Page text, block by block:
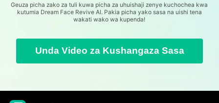
Geuza picha zako za tuli kuwa picha za uhuishaji zenye kuchochea kwa
kutumia Dream Face Revive AI. Pakia picha yako sasa na uishi tena
wakati wako wa kupenda!
Unda Video za Kushangaza Sasa